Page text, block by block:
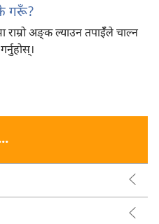
गरूँ?
राम्रो अङ्‌क ल्याउन तपाईँले चाल्न